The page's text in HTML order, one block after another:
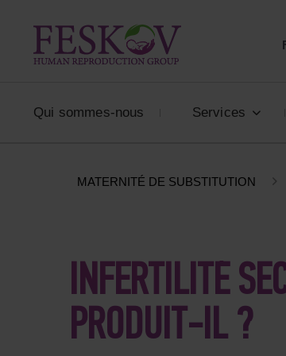
Qui sommes-nous Services
MATERNITÉ DE SUBSTITUTION
INFERTILITÉ
PRODUIT-IL ?